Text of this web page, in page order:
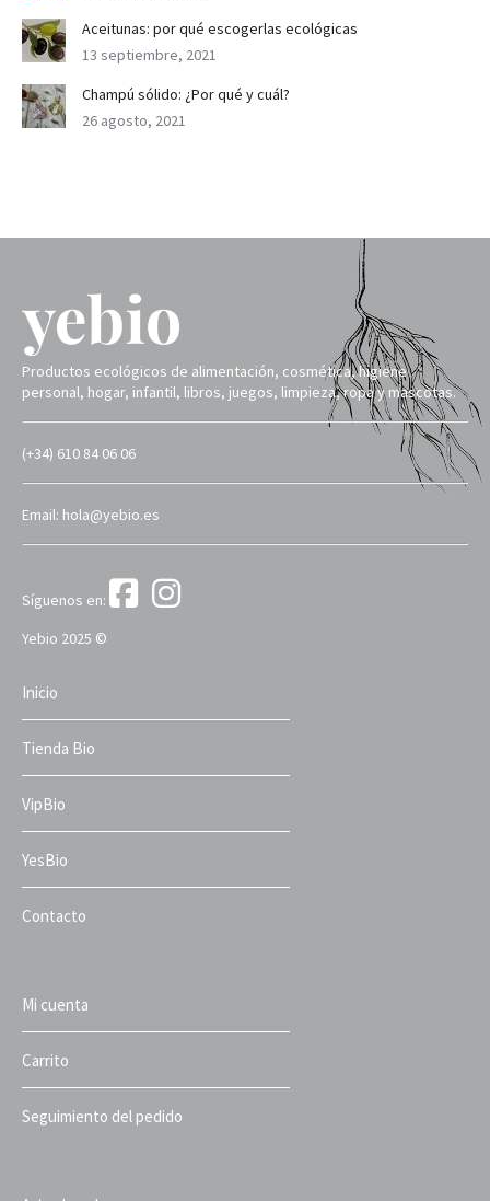
Aceitunas: por qué escogerlas ecológicas
13 septiembre, 2021
Champú sólido: ¿Por qué y cuál?
26 agosto, 2021
Productos ecológicos de alimentación, cosmética, higiene
personal, hogar, infantil, libros, juegos, limpieza, ropa y mascotas.
(+34) 610 84 06 06
Email: hola@yebio.es
Síguenos en:
Yebio 2025 ©
Inicio
Tienda Bio
VipBio
YesBio
Contacto
Mi cuenta
Carrito
Seguimiento del pedido